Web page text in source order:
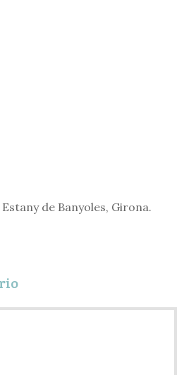
de Banyoles, Girona.